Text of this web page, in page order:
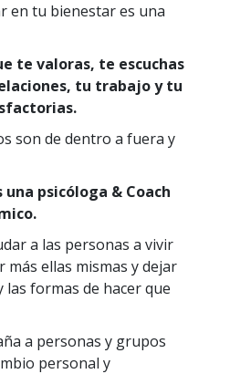
en tu bienestar es una
te valoras, te escuchas
tu trabajo y tu
son de dentro a fuera y
una psicóloga & Coach
a las personas a vivir
más ellas mismas y dejar
las formas de hacer que
a personas y grupos
personal y